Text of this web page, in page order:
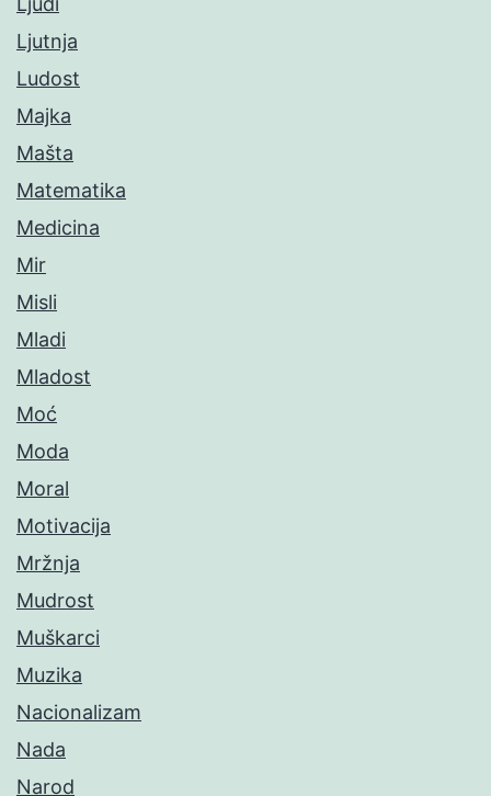
Ljutnja
Ludost
Majka
Mašta
Matematika
Medicina
Mir
Misli
Mladi
Mladost
Moć
Moda
Moral
Motivacija
Mržnja
Mudrost
Muškarci
Muzika
Nacionalizam
Nada
Narod